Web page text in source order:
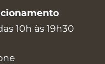
10h às 19h30